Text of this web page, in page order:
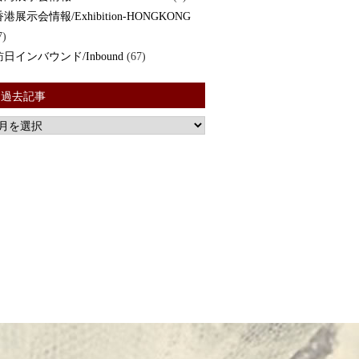
港展示会情報/Exhibition-HONGKONG
日インバウンド/Inbound (67)
過去記事